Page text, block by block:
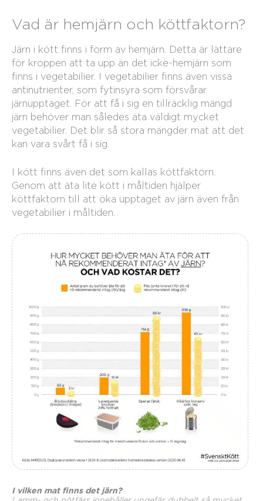
Vad är hemjärn och köttfaktorn?
Järn i kött finns i form av hemjärn. Detta är lättare
för kroppen att ta upp än det icke-hemjärn som
finns i vegetabilier. I vegetabilier finns även vissa
antinutrienter, som fytinsyra som försvårar
järnupptaget. För att få i sig en tillräcklig mängd
järn behöver man således äta väldigt mycket
vegetabilier. Det blir så stora mängder mat att det
kan vara svårt få i sig.
I kött finns även det som kallas köttfaktorn.
Genom att äta lite kött i måltiden hjälper
köttfaktorn till att öka upptaget av järn även från
vegetabilier i måltiden.
I vilken mat finns det järn?